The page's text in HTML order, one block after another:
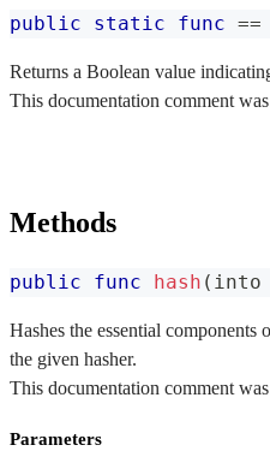
public static func ==
Returns a Boolean value
This documentation comment
Methods
public func hash ( into
Hashes the essential
the given hasher.
This documentation comment
Parameters